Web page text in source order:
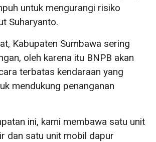
untuk mengurangi risiko
Suharyanto.
Kabupaten Sumbawa sering
oleh karena itu BNPB akan
terbatas kendaraan yang
mendukung penanganan
ini, kami membawa satu unit
dan satu unit mobil dapur